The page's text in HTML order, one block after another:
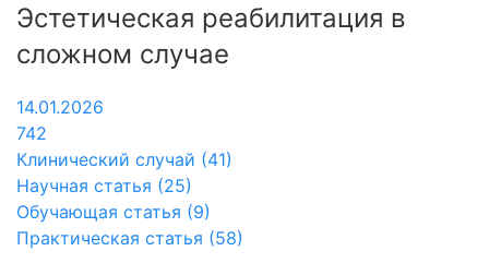
Эстетическая реабилитация в
сложном случае
14.01.2026
742
Клинический случай (41)
Научная статья (25)
Обучающая статья (9)
Практическая статья (58)